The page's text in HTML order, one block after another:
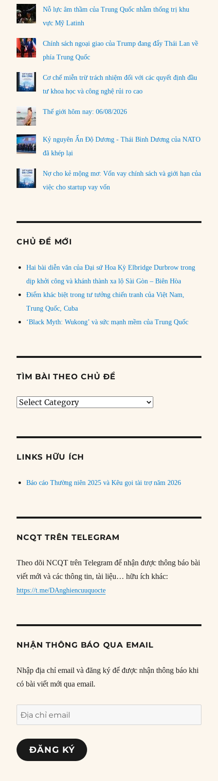
Nỗ lực âm thầm của Trung Quốc nhằm thống trị khu
vực Mỹ Latinh
Chính sách ngoại giao của Trump đang đẩy Thái Lan về
phía Trung Quốc
Cơ chế miễn trừ trách nhiệm đối với các quyết định đầu
tư khoa học và công nghệ rủi ro cao
Thế giới hôm nay: 06/08/2026
Kỷ nguyên Ấn Độ Dương - Thái Bình Dương của NATO
đã khép lại
Nợ cho kẻ mộng mơ: Vốn vay chính sách và giới hạn của
việc cho startup vay vốn
CHỦ ĐỀ MỚI
Hai bài diễn văn của Đại sứ Hoa Kỳ Elbridge Durbrow trong
dịp khởi công và khánh thành xa lộ Sài Gòn – Biên Hòa
Điểm khác biệt trong tư tưởng chiến tranh của Việt Nam,
Trung Quốc, Cuba
‘Black Myth: Wukong’ và sức mạnh mềm của Trung Quốc
TÌM BÀI THEO CHỦ ĐỀ
Tìm
đề
LINKS HỮU ÍCH
Báo cáo Thường niên 2025 và Kêu gọi tài trợ năm 2026
NCQT TRÊN TELEGRAM
Theo dõi NCQT trên Telegram để nhận được thông báo bài
viết mới và các thông tin, tài liệu… hữu ích khác:
https://t.me/DAnghiencuuquocte
NHẬN THÔNG BÁO QUA EMAIL
Nhập địa chỉ email và đăng ký để được nhận thông báo khi
có bài viết mới qua email.
Địa
chỉ
email
ĐĂNG KÝ